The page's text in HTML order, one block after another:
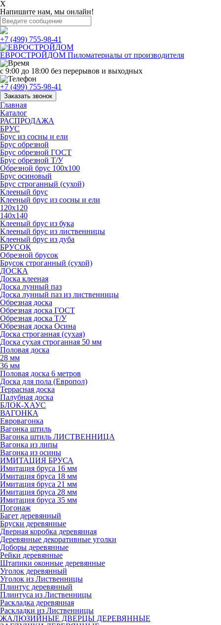
X
Напишите нам, мы онлайн!
+7 (499) 755-98-41
ЕВРОСТРОЙДОМ Пиломатериалы от производителя
с 9:00 до 18:00 без перерывов и выходных
+7 (499) 755-98-41
Заказать звонок
Главная
Каталог
РАСПРОДАЖА
БРУС
Брус из сосны и ели
Брус обрезной
Брус обрезной ГОСТ
Брус обрезной Т/У
Обрезной брус 100х100
Брус осиновый
Брус строганный (сухой)
Клееный брус
Клееный брус из сосны и ели
120х120
140х140
Клееный брус из бука
Клееный брус из лиственницы
Клееный брус из дуба
БРУСОК
Обрезной брусок
Брусок строганный (сухой)
ДОСКА
Доска клееная
Доска лунный паз
Доска лунный паз из лиственницы
Обрезная доска
Обрезная доска ГОСТ
Обрезная доска Т/У
Обрезная доска Осина
Доска строганная (сухая)
Доска сухая строганная 50 мм
Половая доска
28 мм
36 мм
Половая доска 6 метров
Доска для пола (Европол)
Террасная доска
Палубная доска
БЛОК-ХАУС
ВАГОНКА
Евровагонка
Вагонка штиль
Вагонка штиль ЛИСТВЕННИЦА
Вагонка из липы
Вагонка из осины
ИМИТАЦИЯ БРУСА
Имитация бруса 16 мм
Имитация бруса 18 мм
Имитация бруса 21 мм
Имитация бруса 28 мм
Имитация бруса 35 мм
Погонаж
Багет деревянный
Бруски деревянные
Дверная коробка деревянная
Деревянные декоративные уголки
Доборы деревянные
Рейки деревянные
Штапики оконные деревянные
Уголок деревянный
Уголок из Лиственницы
Плинтус деревянный
Плинтуса из Лиственницы
Раскладка деревянная
Раскладки из Лиственницы
ЖАЛЮЗИЙНЫЕ ДВЕРЦЫ ДЕРЕВЯННЫЕ